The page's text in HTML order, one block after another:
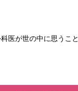
医が世の中に思うこと